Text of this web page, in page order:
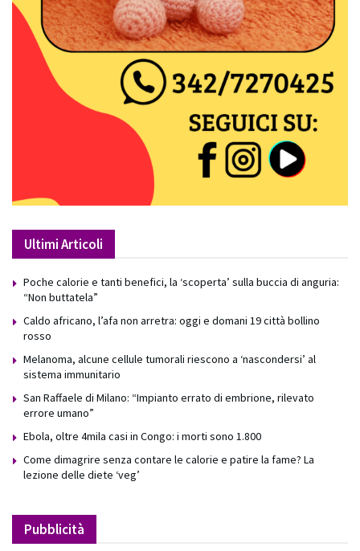
Ultimi Articoli
Poche calorie e tanti benefici, la ‘scoperta’ sulla buccia di anguria:
“Non buttatela”
Caldo africano, l’afa non arretra: oggi e domani 19 città bollino
rosso
Melanoma, alcune cellule tumorali riescono a ‘nascondersi’ al
sistema immunitario
San Raffaele di Milano: “Impianto errato di embrione, rilevato
errore umano”
Ebola, oltre 4mila casi in Congo: i morti sono 1.800
Come dimagrire senza contare le calorie e patire la fame? La
lezione delle diete ‘veg’
Pubblicità